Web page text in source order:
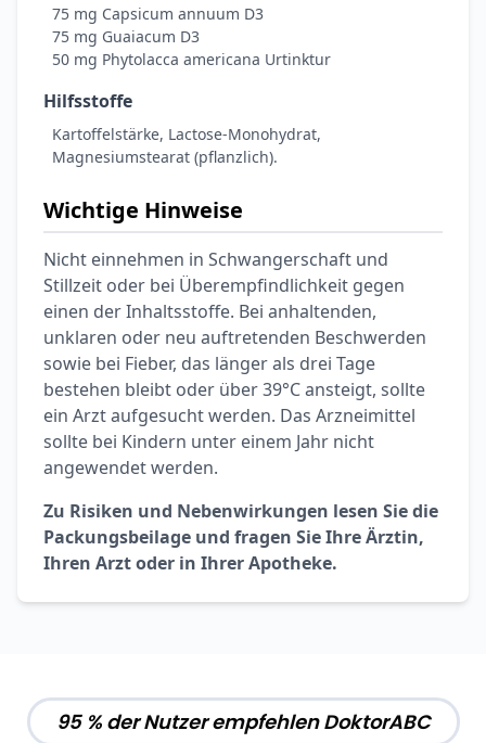
75 mg Capsicum annuum D3
75 mg Guaiacum D3
50 mg Phytolacca americana Urtinktur
Hilfsstoffe
Kartoffelstärke, Lactose-Monohydrat,
Magnesiumstearat (pflanzlich).
Wichtige Hinweise
Nicht einnehmen in Schwangerschaft und
Stillzeit oder bei Überempfindlichkeit gegen
einen der Inhaltsstoffe. Bei anhaltenden,
unklaren oder neu auftretenden Beschwerden
sowie bei Fieber, das länger als drei Tage
bestehen bleibt oder über 39°C ansteigt, sollte
ein Arzt aufgesucht werden. Das Arzneimittel
sollte bei Kindern unter einem Jahr nicht
angewendet werden.
Zu Risiken und Nebenwirkungen lesen Sie die
Packungsbeilage und fragen Sie Ihre Ärztin,
Ihren Arzt oder in Ihrer Apotheke.
95 % der Nutzer empfehlen DoktorABC